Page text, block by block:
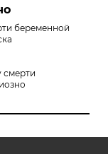
беременной
смерти